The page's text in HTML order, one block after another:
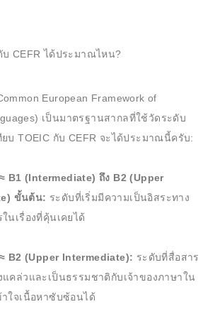
บ CEFR ได้ประมาณไหน?
European Framework of
เป็นมาตรฐานสากลที่ใช้วัดระดับ
บ TOEIC กับ CEFR จะได้ประมาณนี้ครับ:
B1 (Intermediate) ถึง B2 (Upper
ขั้นต้น: ระดับที่เริ่มมีความเป็นอิสระทาง
นเรื่องที่คุ้นเคยได้
B2 (Upper Intermediate): ระดับที่สื่อสาร
แคล่วและเป็นธรรมชาติกับเจ้าของภาษาใน
ใจเนื้อหาซับซ้อนได้